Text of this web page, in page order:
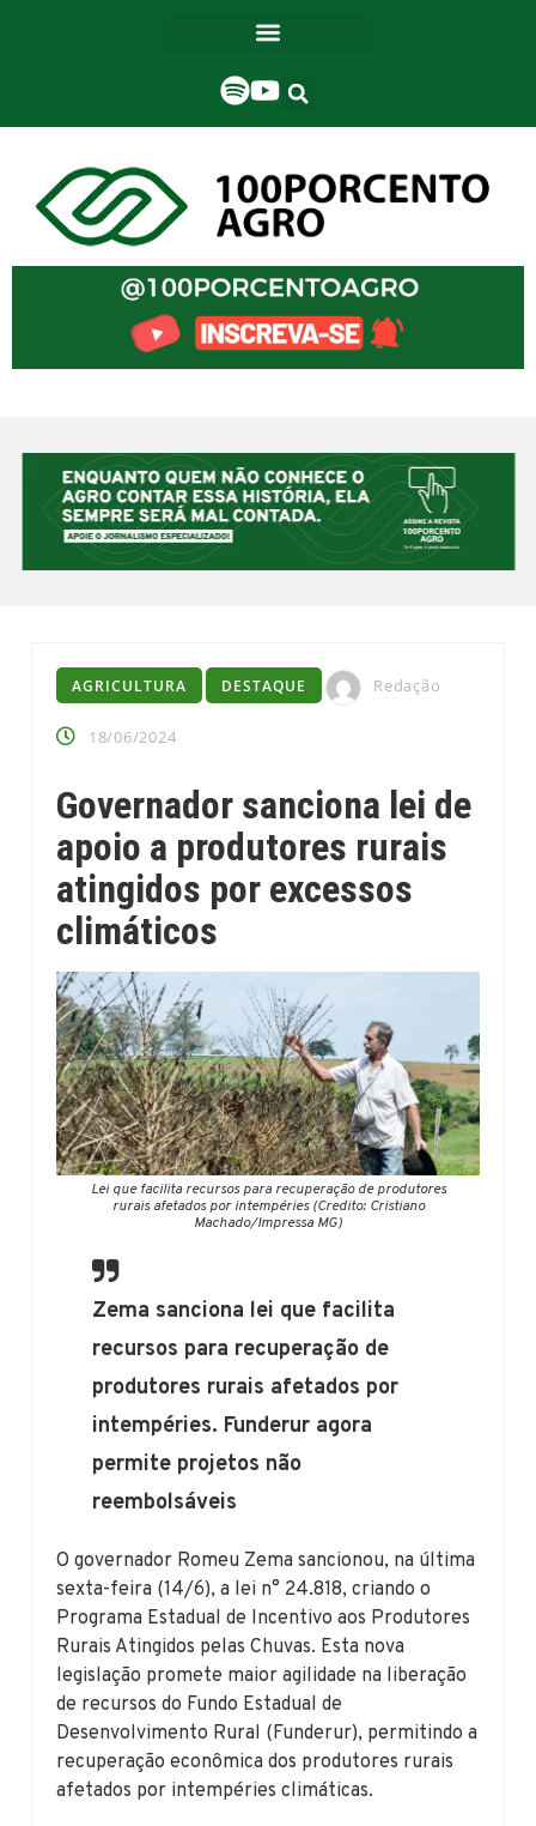
AGRICULTURA DESTAQUE Redação
18/06/2024
Governador sanciona lei de
apoio a produtores rurais
atingidos por excessos
climáticos
Lei que facilita recursos para recuperação de produtores
rurais afetados por intempéries (Credito: Cristiano
Machado/Impressa MG)
Zema sanciona lei que facilita
recursos para recuperação de
produtores rurais afetados por
intempéries. Funderur agora
permite projetos não
reembolsáveis
O governador Romeu Zema sancionou, na última
sexta-feira (14/6), a lei n° 24.818, criando o
Programa Estadual de Incentivo aos Produtores
Rurais Atingidos pelas Chuvas. Esta nova
legislação promete maior agilidade na liberação
de recursos do Fundo Estadual de
Desenvolvimento Rural (Funderur), permitindo a
recuperação econômica dos produtores rurais
afetados por intempéries climáticas.